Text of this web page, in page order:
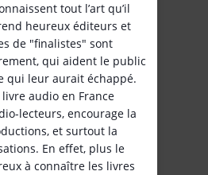
tout l’art qu’il
heureux éditeurs et
de "finalistes" sont
qui aident le public
qui leur aurait échappé.
audio en France
lecteurs, encourage la
et surtout la
En effet, plus le
à connaître les livres